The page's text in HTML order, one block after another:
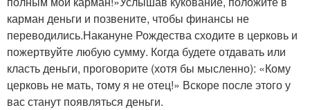
карман деньги и позвените, чтобы финансы не
переводились.Накануне Рождества сходите в церковь и
пожертвуйте любую сумму. Когда будете отдавать или
класть деньги, проговорите (хотя бы мысленно): «Кому
церковь не мать, тому я не отец!» Вскоре после этого у
вас станут появляться деньги.